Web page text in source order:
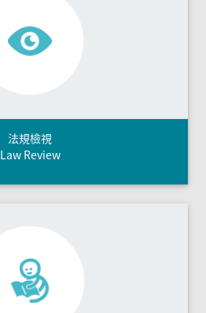
法規檢視
Law Review